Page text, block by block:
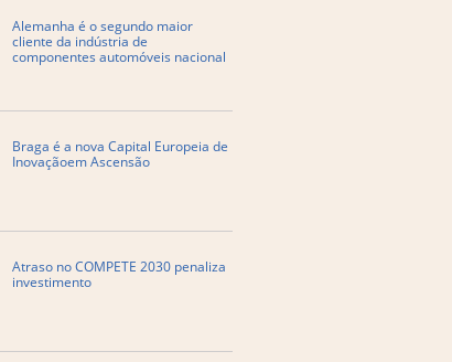
Alemanha é o segundo maior
cliente da indústria de
componentes automóveis nacional
Braga é a nova Capital Europeia de
Inovaçãoem Ascensão
Atraso no COMPETE 2030 penaliza
investimento